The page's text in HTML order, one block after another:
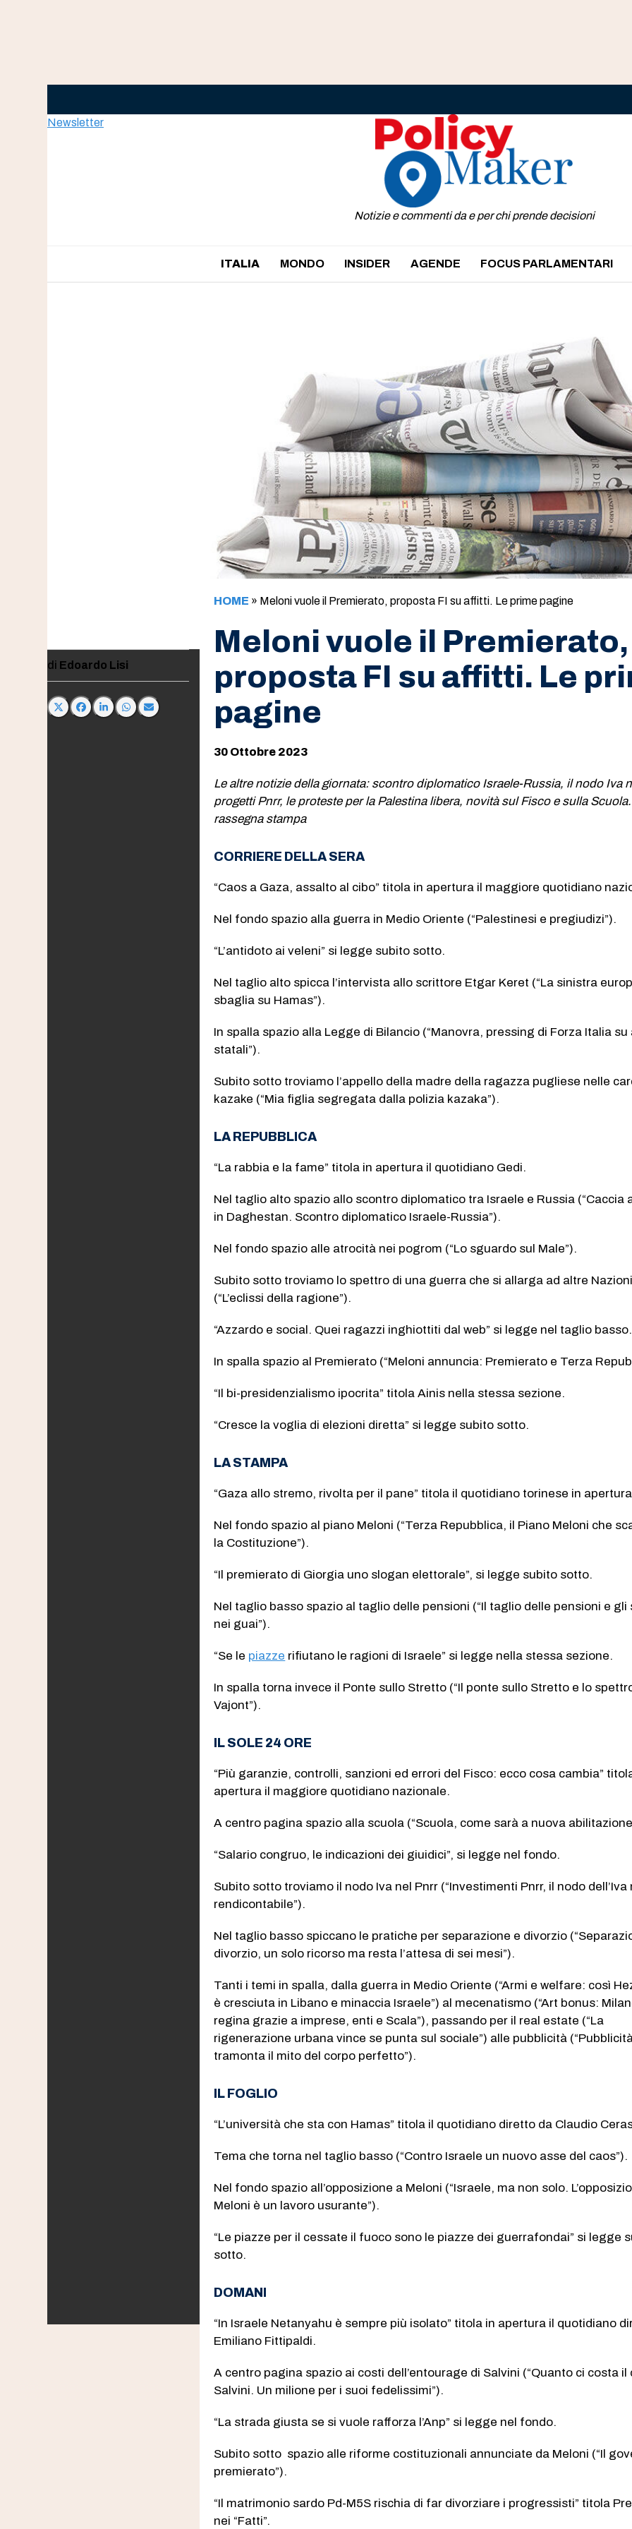
Newsletter
Notizie e commenti da e per chi prende decisioni
ITALIA MONDO INSIDER AGENDE FOCUS PARLAMENTARI
Edoardo Lisi
HOME » Meloni vuole il Premierato, proposta FI su affitti. Le prime pagine
Meloni vuole il Premierato,
proposta FI su affitti. Le
pagine
30 Ottobre 2023
Le altre notizie della giornata: scontro diplomatico Israele-Russia, il nodo Iva
progetti Pnrr, le proteste per la Palestina libera, novità sul Fisco e sulla Scuola.
rassegna stampa
CORRIERE DELLA SERA
“Caos a Gaza, assalto al cibo” titola in apertura il maggiore quotidiano
Nel fondo spazio alla guerra in Medio Oriente (“Palestinesi e pregiudizi”).
“L’antidoto ai veleni” si legge subito sotto.
Nel taglio alto spicca l’intervista allo scrittore Etgar Keret (“La sinistra
sbaglia su Hamas”).
In spalla spazio alla Legge di Bilancio (“Manovra, pressing di Forza Italia su
statali”).
Subito sotto troviamo l’appello della madre della ragazza pugliese nelle
kazake (“Mia figlia segregata dalla polizia kazaka”).
LA REPUBBLICA
“La rabbia e la fame” titola in apertura il quotidiano Gedi.
Nel taglio alto spazio allo scontro diplomatico tra Israele e Russia (“Caccia
in Daghestan. Scontro diplomatico Israele-Russia”).
Nel fondo spazio alle atrocità nei pogrom (“Lo sguardo sul Male”).
Subito sotto troviamo lo spettro di una guerra che si allarga ad altre Nazioni
(“L’eclissi della ragione”).
“Azzardo e social. Quei ragazzi inghiottiti dal web” si legge nel taglio basso.
In spalla spazio al Premierato (“Meloni annuncia: Premierato e Terza
“Il bi-presidenzialismo ipocrita” titola Ainis nella stessa sezione.
“Cresce la voglia di elezioni diretta” si legge subito sotto.
LA STAMPA
“Gaza allo stremo, rivolta per il pane” titola il quotidiano torinese in
Nel fondo spazio al piano Meloni (“Terza Repubblica, il Piano Meloni che
la Costituzione”).
“Il premierato di Giorgia uno slogan elettorale”, si legge subito sotto.
Nel taglio basso spazio al taglio delle pensioni (“Il taglio delle pensioni e gli
nei guai”).
“Se le piazze rifiutano le ragioni di Israele” si legge nella stessa sezione.
In spalla torna invece il Ponte sullo Stretto (“Il ponte sullo Stretto e lo
Vajont”).
IL SOLE 24 ORE
“Più garanzie, controlli, sanzioni ed errori del Fisco: ecco cosa cambia”
apertura il maggiore quotidiano nazionale.
A centro pagina spazio alla scuola (“Scuola, come sarà a nuova
“Salario congruo, le indicazioni dei giuidici”, si legge nel fondo.
Subito sotto troviamo il nodo Iva nel Pnrr (“Investimenti Pnrr, il nodo dell’Iva
rendicontabile”).
Nel taglio basso spiccano le pratiche per separazione e divorzio
divorzio, un solo ricorso ma resta l’attesa di sei mesi”).
Tanti i temi in spalla, dalla guerra in Medio Oriente (“Armi e welfare: così
è cresciuta in Libano e minaccia Israele”) al mecenatismo (“Art bonus:
regina grazie a imprese, enti e Scala”), passando per il real estate (“La
rigenerazione urbana vince se punta sul sociale”) alle pubblicità
tramonta il mito del corpo perfetto”).
IL FOGLIO
“L’università che sta con Hamas” titola il quotidiano diretto da Claudio
Tema che torna nel taglio basso (“Contro Israele un nuovo asse del caos”).
Nel fondo spazio all’opposizione a Meloni (“Israele, ma non solo.
Meloni è un lavoro usurante”).
“Le piazze per il cessate il fuoco sono le piazze dei guerrafondai” si legge
sotto.
DOMANI
“In Israele Netanyahu è sempre più isolato” titola in apertura il quotidiano
Emiliano Fittipaldi.
A centro pagina spazio ai costi dell’entourage di Salvini (“Quanto ci costa il
Salvini. Un milione per i suoi fedelissimi”).
“La strada giusta se si vuole rafforza l’Anp” si legge nel fondo.
Subito sotto spazio alle riforme costituzionali annunciate da Meloni (“Il
premierato”).
“Il matrimonio sardo Pd-M5S rischia di far divorziare i progressisti” titola
nei “Fatti”.